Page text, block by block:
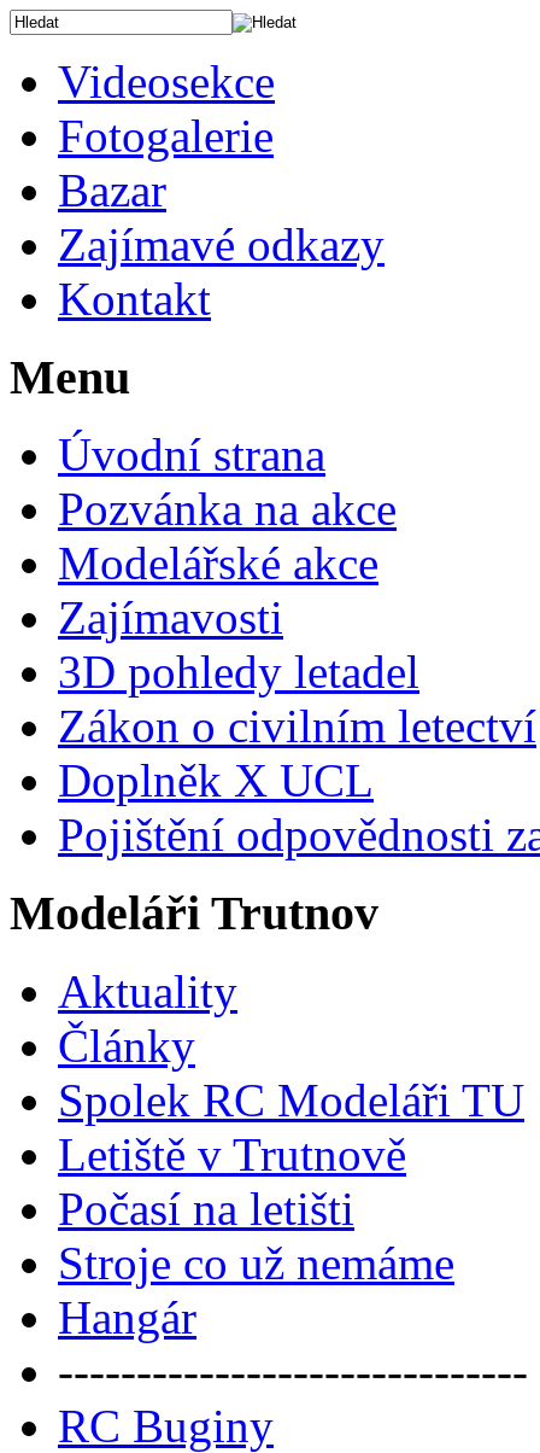
Videosekce
Fotogalerie
Bazar
Zajímavé odkazy
Kontakt
Menu
Úvodní strana
Pozvánka na akce
Modelářské akce
Zajímavosti
3D pohledy letadel
Zákon o civilním letectví
Doplněk X UCL
Pojištění odpovědnosti
Modeláři Trutnov
Aktuality
Články
Spolek RC Modeláři TU
Letiště v Trutnově
Počasí na letišti
Stroje co už nemáme
Hangár
------------------------------
RC Buginy